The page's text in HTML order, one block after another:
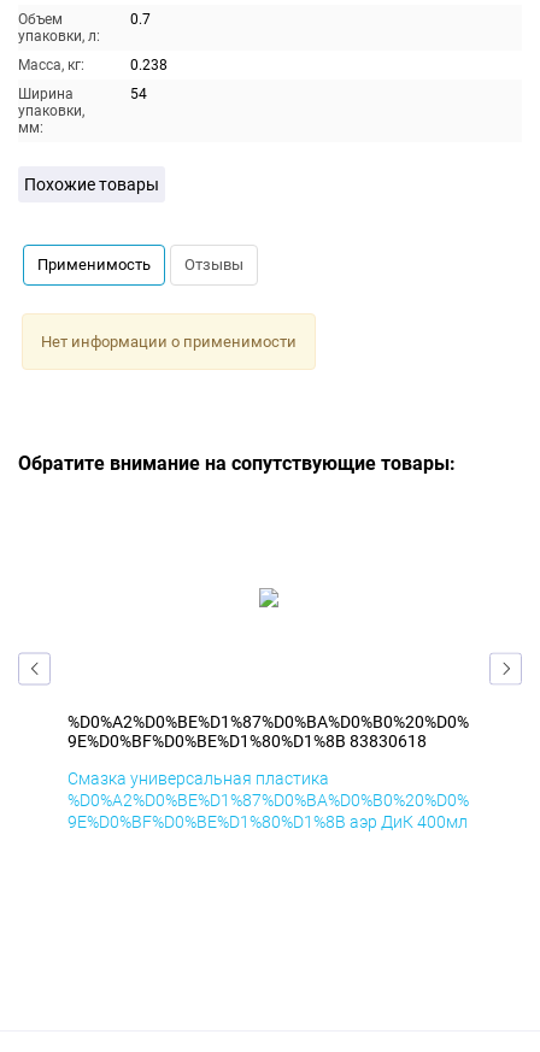
Объем
упаковки, л:
0.7
Масса, кг:
0.238
Ширина
упаковки,
мм:
54
Похожие товары
Применимость Отзывы
Нет информации о применимости
Обратите внимание на сопутствующие товары:
%D0%A2%D0%BE%D1%87%D0%BA%D0%B0%20%D0%
9E%D0%BF%D0%BE%D1%80%D1%8B 83830618
Смазка универсальная пластика
%D0%A2%D0%BE%D1%87%D0%BA%D0%B0%20%D0%
9E%D0%BF%D0%BE%D1%80%D1%8B аэр ДиК 400мл